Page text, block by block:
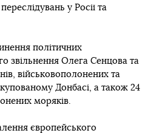
у Росії та
політичних
звільнення Олега Сенцова та
військовополонених та
Донбасі, а також 24
моряків.
європейського